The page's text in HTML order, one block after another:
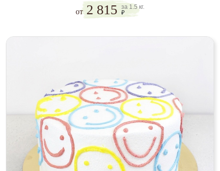
от2 815
за 1.5 кг.
₽